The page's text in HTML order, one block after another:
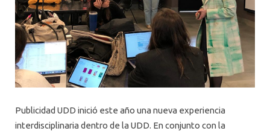
Publicidad UDD inició este año una nueva experiencia
interdisciplinaria dentro de la UDD. En conjunto con la